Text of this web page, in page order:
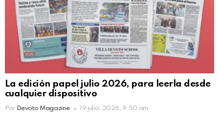
La edición papel julio 2026, para leerla desde
cualquier dispositivo
Por Devoto Magazine 19 julio, 2026, 9:50 am